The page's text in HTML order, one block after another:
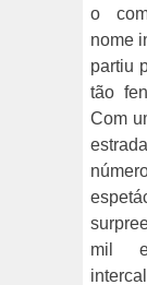
o
nome
partiu
tão
Com
mil